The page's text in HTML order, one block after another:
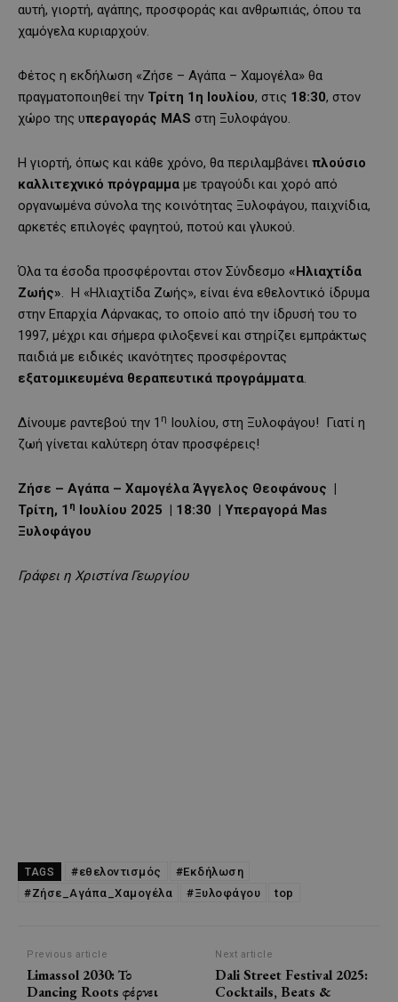
αυτή, γιορτή, αγάπης, προσφοράς και ανθρωπιάς, όπου τα
χαμόγελα κυριαρχούν.
Φέτος η εκδήλωση «Ζήσε – Αγάπα – Χαμογέλα» θα
πραγματοποιηθεί την Τρίτη 1η Ιουλίου, στις 18:30, στον
χώρο της υπεραγοράς MAS στη Ξυλοφάγου.
Η γιορτή, όπως και κάθε χρόνο, θα περιλαμβάνει πλούσιο
καλλιτεχνικό πρόγραμμα με τραγούδι και χορό από
οργανωμένα σύνολα της κοινότητας Ξυλοφάγου, παιχνίδια,
αρκετές επιλογές φαγητού, ποτού και γλυκού.
Όλα τα έσοδα προσφέρονται στον Σύνδεσμο «Ηλιαχτίδα
Ζωής». Η «Ηλιαχτίδα Ζωής», είναι ένα εθελοντικό ίδρυμα
στην Επαρχία Λάρνακας, το οποίο από την ίδρυσή του το
1997, μέχρι και σήμερα φιλοξενεί και στηρίζει εμπράκτως
παιδιά με ειδικές ικανότητες προσφέροντας
εξατομικευμένα θεραπευτικά προγράμματα.
Δίνουμε ραντεβού την 1 η Ιουλίου, στη Ξυλοφάγου! Γιατί η
ζωή γίνεται καλύτερη όταν προσφέρεις!
Ζήσε – Αγάπα – Χαμογέλα Άγγελος Θεοφάνους |
Τρίτη, 1 η Ιουλίου 2025 | 18:30 | Υπεραγορά Mas
Ξυλοφάγου
Γράφει η Χριστίνα Γεωργίου
TAGS #εθελοντισμός
#Εκδήλωση
#Ζήσε_Αγάπα_Χαμογέλα
#Ξυλοφάγου top
Previous article
Limassol 2030: Το
Dancing Roots φέρνει
Next article
Dali Street Festival 2025:
Cocktails, Beats &